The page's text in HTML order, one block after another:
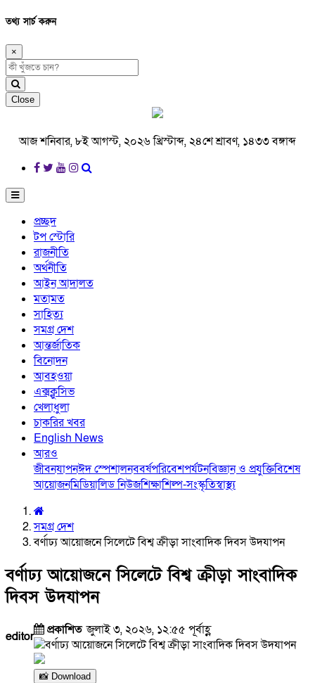
তথ্য সার্চ করুন
×
Close
আজ শনিবার, ৮ই আগস্ট, ২০২৬ খ্রিস্টাব্দ, ২৪শে শ্রাবণ, ১৪৩৩ বঙ্গাব্দ
প্রচ্ছদ
টপ স্টোরি
রাজনীতি
অর্থনীতি
আইন আদালত
মতামত
সাহিত্য
সমগ্র দেশ
আন্তর্জাতিক
বিনোদন
আবহওয়া
এক্সক্লুসিভ
খেলাধুলা
চাকরির খবর
English News
আরও
জীবনযাপনঈদ স্পেশালনববর্ষপরিবেশপর্যটনবিজ্ঞান ও প্রযুক্তিবিশেষ
আয়োজনমিডিয়ালিড নিউজশিক্ষাশিল্প-সংস্কৃতিস্বাস্থ্য
সমগ্র দেশ
বর্ণাঢ্য আয়োজনে সিলেটে বিশ্ব ক্রীড়া সাংবাদিক দিবস উদযাপন
বর্ণাঢ্য আয়োজনে সিলেটে বিশ্ব ক্রীড়া সাংবাদিক
দিবস উদযাপন
editor প্রকাশিতজুলাই ৩, ২০২৬, ১২:৫৫ পূর্বাহ্ণ
📸 Download